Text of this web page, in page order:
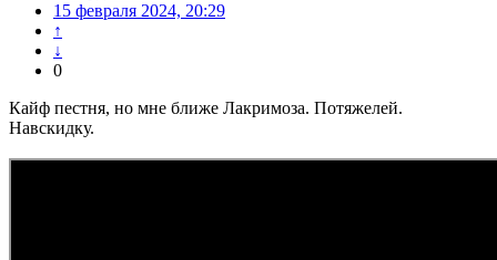
15 февраля 2024, 20:29
↑
↓
0
Кайф пестня, но мне ближе Лакримоза. Потяжелей.
Навскидку.